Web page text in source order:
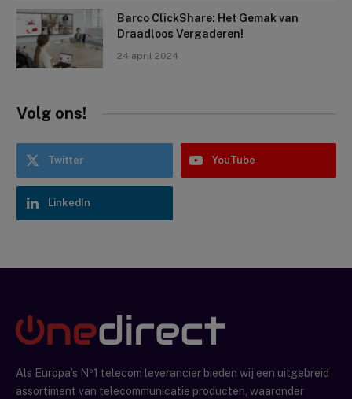
Barco ClickShare: Het Gemak van
Draadloos Vergaderen!
24 april 2024
Volg ons!
Twitter YouTube
LinkedIn
Als Europa’s Nº1 telecom leverancier bieden wij een uitgebreid
assortiment van telecommunicatie producten, waaronder